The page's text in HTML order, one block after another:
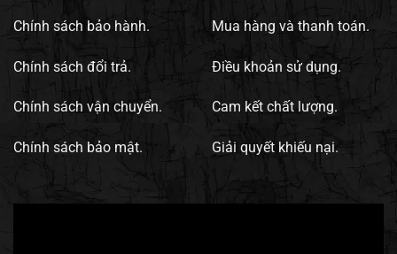
Chính sách bảo hành.
Chính sách đổi trả.
Chính sách vận chuyển.
Chính sách bảo mật.
Mua hàng và thanh toán.
Điều khoản sử dụng.
Cam kết chất lượng.
Giải quyết khiếu nại.